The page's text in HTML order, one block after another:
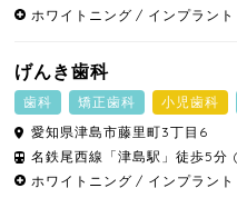
ホワイトニング
インプラント
げんき歯科
歯科 矯正歯科 小児歯科
愛知県津島市藤里町3丁目6
名鉄尾西線「津島駅」徒歩5分
ホワイトニング
インプラント